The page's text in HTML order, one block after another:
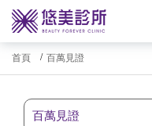
首頁 百萬見證
百萬見證